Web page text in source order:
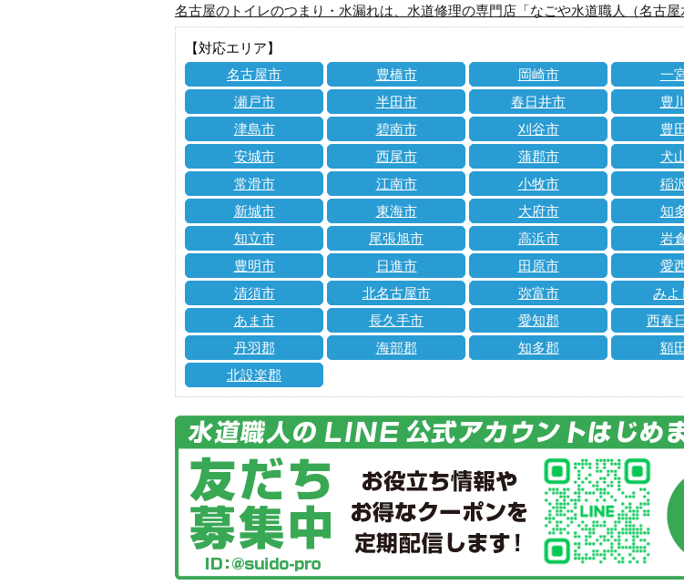
名古屋のトイレのつまり・水漏れは、水道修理の専門店「なごや水道職人（名古屋
【対応エリア】
名古屋市
豊橋市 岡崎市
一
瀬戸市
半田市 春日井市
豊
津島市
碧南市 刈谷市
豊
安城市
西尾市 蒲郡市
犬
常滑市
江南市 小牧市
稲
新城市
東海市 大府市
知
知立市
尾張旭市 高浜市
岩
豊明市
日進市 田原市
愛
清須市
北名古屋市 弥富市
みよ
あま市
長久手市 愛知郡
西春
丹羽郡
海部郡 知多郡
額
北設楽郡